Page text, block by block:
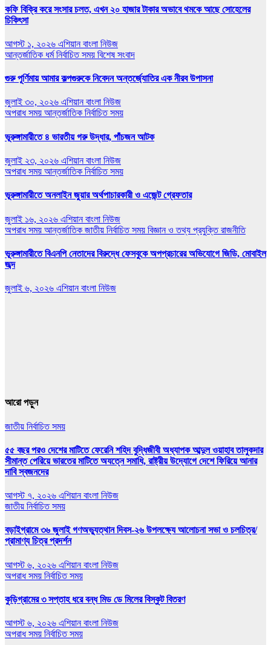
কফি বিক্রি করে সংসার চলত, এখন ২০ হাজার টাকার অভাবে থমকে আছে সোহেলের
চিকিৎসা
আগস্ট ১, ২০২৬ এশিয়ান বাংলা নিউজ
আন্তর্জাতিক ধর্মনির্বাচিত সময় বিশেষ সংবাদ
গুরু পূর্ণিমায় আমার কল্পগুরুকে নিবেদন অন্তর্জ্যোতির এক নীরব উপাসনা
জুলাই ৩০, ২০২৬ এশিয়ান বাংলা নিউজ
অপরাধ সময় আন্তর্জাতিক নির্বাচিত সময়
ভূরুঙ্গামারীতে ৪ ভারতীয় গরু উদ্ধার, পাঁচজন আটক
জুলাই ২৩, ২০২৬ এশিয়ান বাংলা নিউজ
অপরাধ সময় আন্তর্জাতিক নির্বাচিত সময়
ভূরুঙ্গামারীতে অনলাইন জুয়ার অর্থপাচারকারী ও এজেন্ট গ্রেফতার
জুলাই ১৬, ২০২৬ এশিয়ান বাংলা নিউজ
অপরাধ সময় আন্তর্জাতিক জাতীয় নির্বাচিত সময় বিজ্ঞান ও তথ্য প্রযুক্তিরাজনীতি
ভূরুঙ্গামারীতে বিএনপি নেতাদের বিরুদ্ধে ফেসবুকে অপপ্রচারের অভিযোগে জিডি, মোবাইল
জব্দ
জুলাই ৬, ২০২৬ এশিয়ান বাংলা নিউজ
আরো পড়ুন
জাতীয় নির্বাচিত সময়
৫৫ বছর পরও দেশের মাটিতে ফেরেনি শহিদ বুদ্ধিজীবী অধ্যাপক আব্দুল ওয়াহাব তালুকদার
সীমান্ত পেরিয়ে ভারতের মাটিতে অযত্নে সমাধি, রাষ্ট্রীয় উদ্যোগে দেশে ফিরিয়ে আনার
দাবি স্বজনদের
আগস্ট ৭, ২০২৬ এশিয়ান বাংলা নিউজ
জাতীয় নির্বাচিত সময়
বড়াইগ্রামে ৩৬ জুলাই গণঅভ্যুত্থান দিবস-২৬ উপলক্ষ্যে আলোচনা সভা ও চলচিত্র/
প্রামাণ্য চিত্র প্রদর্শন
আগস্ট ৬, ২০২৬ এশিয়ান বাংলা নিউজ
অপরাধ সময় নির্বাচিত সময়
কুড়িগ্রামের ৩ সপ্তাহ ধরে বন্ধ মিড ডে মিলের বিস্কুট বিতরণ
আগস্ট ৬, ২০২৬ এশিয়ান বাংলা নিউজ
অপরাধ সময় নির্বাচিত সময়